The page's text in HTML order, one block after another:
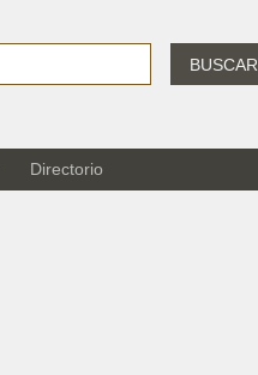
BUSCAR
Directorio